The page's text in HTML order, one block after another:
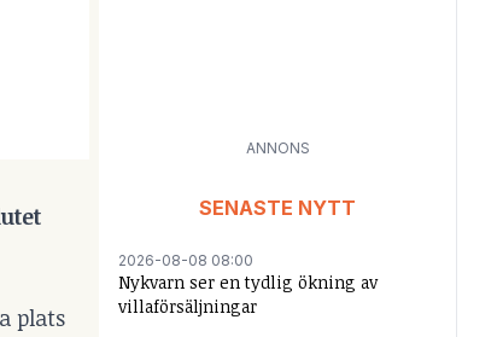
plats
ANNONS
SENASTE NYTT
2026-08-08 08:00
Nykvarn ser en tydlig ökning av
villaförsäljningar